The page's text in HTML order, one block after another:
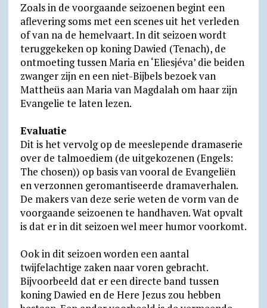
Zoals in de voorgaande seizoenen begint een
aflevering soms met een scenes uit het verleden
of van na de hemelvaart. In dit seizoen wordt
teruggekeken op koning Dawied (Tenach), de
ontmoeting tussen Maria en ‘Eliesjéva’ die beiden
zwanger zijn en een niet-Bijbels bezoek van
Mattheüs aan Maria van Magdalah om haar zijn
Evangelie te laten lezen.
Evaluatie
Dit is het vervolg op de meeslepende dramaserie
over de talmoediem (de uitgekozenen (Engels:
The chosen)) op basis van vooral de Evangeliën
en verzonnen geromantiseerde dramaverhalen.
De makers van deze serie weten de vorm van de
voorgaande seizoenen te handhaven. Wat opvalt
is dat er in dit seizoen wel meer humor voorkomt.
Ook in dit seizoen worden een aantal
twijfelachtige zaken naar voren gebracht.
Bijvoorbeeld dat er een directe band tussen
koning Dawied en de Here Jezus zou hebben